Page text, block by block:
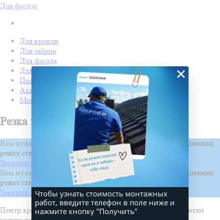
Для фасада
Для кровли
Для забора
Для фасада
Для дачи
Производство Покрофф
Акции
Монтаж
Резка штрипсов
Вам нужны штрипсы?
Покрофф на собственном оборудовании
режет сталь на штрипсы
Заказать звонок
Вам нужны штрипсы? Покрофф на собственном оборудовании
режет сталь на штрипсы
Заказать звонок
Центр кровли Покрофф в Пензе предлагает своим клиентам
×
Чтобы узнать стоимость монтажных
работ, введите телефон в поле ниже и
нажмите кнопку "Получить"